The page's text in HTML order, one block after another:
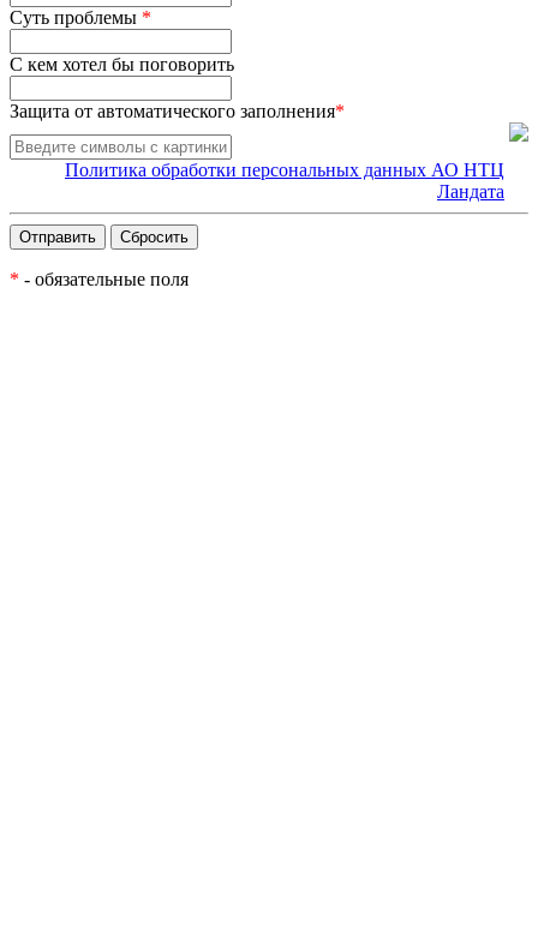
Суть проблемы *
С кем хотел бы поговорить
Защита от автоматического заполнения*
Политика обработки персональных данных АО НТЦ
Ландата
* - обязательные поля